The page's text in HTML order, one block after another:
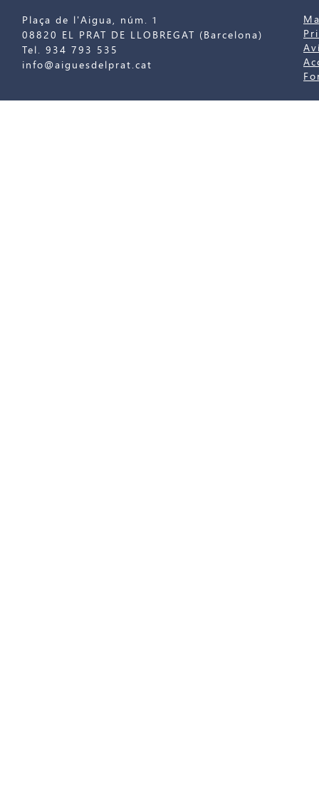
Plaça de l'Aigua, núm. 1
08820 EL PRAT DE LLOBREGAT (Barcelona)
Tel. 934 793 535
info@aiguesdelprat.cat